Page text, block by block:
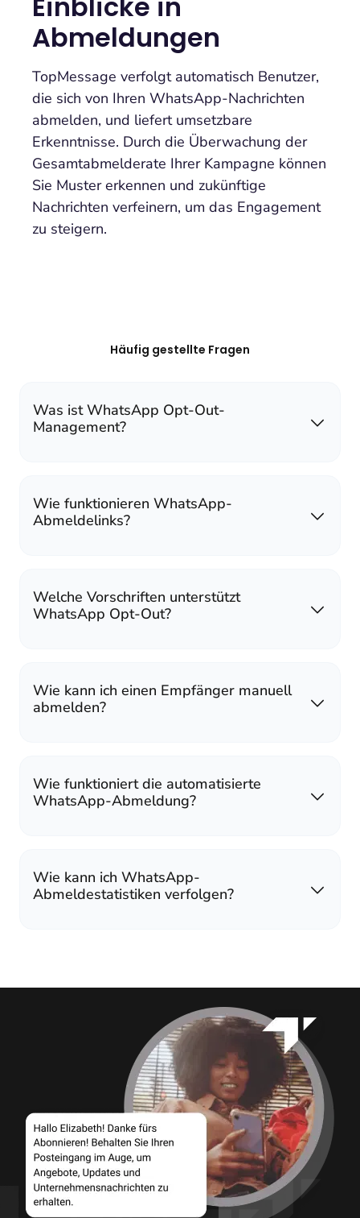
Abmeldungen
TopMessage verfolgt automatisch Benutzer,
die sich von Ihren WhatsApp-Nachrichten
abmelden, und liefert umsetzbare
Erkenntnisse. Durch die Überwachung der
Gesamtabmelderate Ihrer Kampagne können
Sie Muster erkennen und zukünftige
Nachrichten verfeinern, um das Engagement
zu steigern.
Häufig gestellte Fragen
Was ist WhatsApp Opt-Out-
Management?
Wie funktionieren WhatsApp-
Abmeldelinks?
Welche Vorschriften unterstützt
WhatsApp Opt-Out?
Wie kann ich einen Empfänger manuell
abmelden?
Wie funktioniert die automatisierte
WhatsApp-Abmeldung?
Wie kann ich WhatsApp-
Abmeldestatistiken verfolgen?